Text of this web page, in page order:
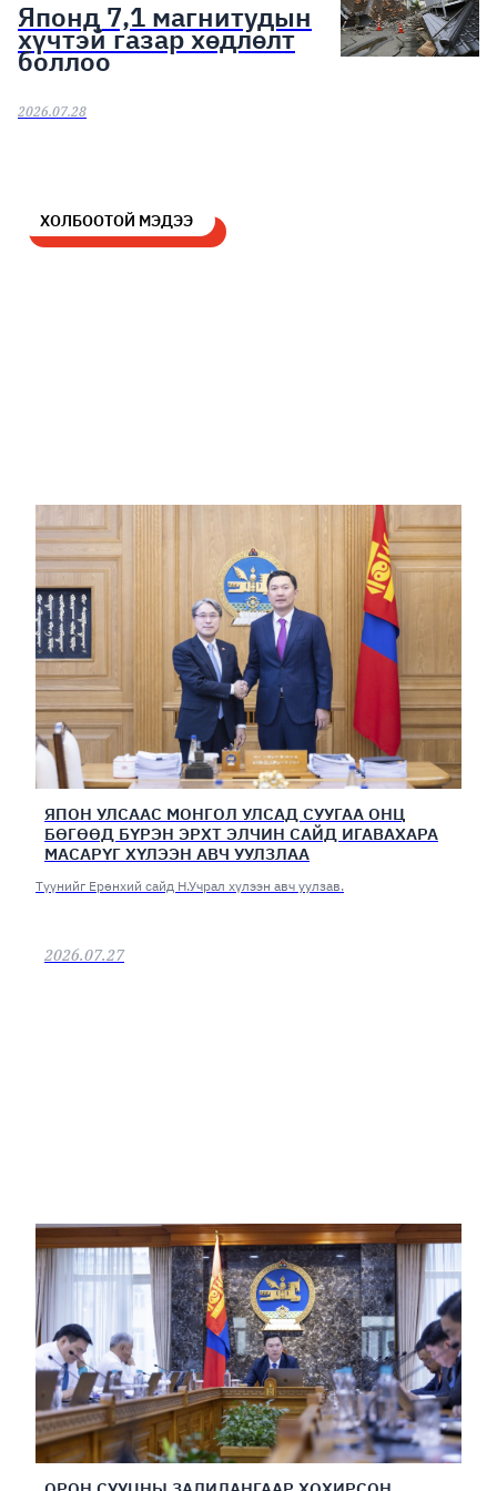
Японд 7,1 магнитудын
хүчтэй газар хөдлөлт
боллоо
2026.07.28
ХОЛБООТОЙ МЭДЭЭ
ЯПОН УЛСААС МОНГОЛ УЛСАД СУУГАА ОНЦ
БӨГӨӨД БҮРЭН ЭРХТ ЭЛЧИН САЙД ИГАВАХАРА
МАСАРҮГ ХҮЛЭЭН АВЧ УУЛЗЛАА
Түүнийг Ерөнхий сайд Н.Учрал хүлээн авч уулзав.
2026.07.27